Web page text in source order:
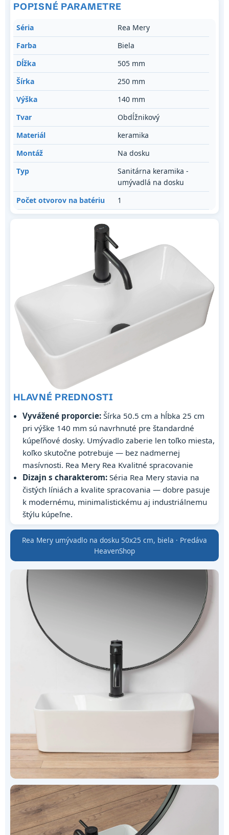
POPISNÉ PARAMETRE
Séria
Rea Mery
Farba
Biela
Dĺžka
505 mm
Šírka
250 mm
Výška
140 mm
Tvar
Obdĺžnikový
Materiál
keramika
Montáž
Na dosku
Typ
Sanitárna keramika -
umývadlá na dosku
Počet otvorov na batériu
1
HLAVNÉ PREDNOSTI
Vyvážené proporcie: Šírka 50.5 cm a hĺbka 25 cm
pri výške 140 mm sú navrhnuté pre štandardné
kúpeľňové dosky. Umývadlo zaberie len toľko miesta,
koľko skutočne potrebuje — bez nadmernej
masívnosti. Rea Mery Rea Kvalitné spracovanie
Dizajn s charakterom: Séria Rea Mery stavia na
čistých líniách a kvalite spracovania — dobre pasuje
k modernému, minimalistickému aj industriálnemu
štýlu kúpeľne.
Rea Mery umývadlo na dosku 50x25 cm, biela · Predáva
HeavenShop